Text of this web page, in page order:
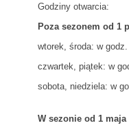
Godziny otwarcia:
Poza sezonem od 1
wtorek, środa: w
czwartek, piątek: w
sobota, niedziela: w
W sezonie od 1